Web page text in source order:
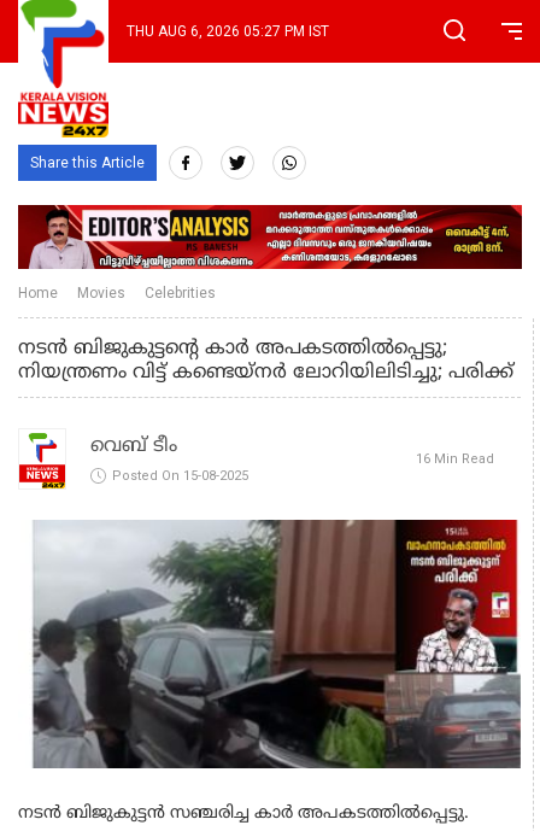
THU AUG 6, 2026 05:27 PM IST
Share this Article
Home Movies Celebrities
നടൻ ബിജുകുട്ടന്റെ കാർ അപകടത്തിൽപ്പെട്ടു;
നിയന്ത്രണം വിട്ട് കണ്ടെയ്നർ ലോറിയിലിടിച്ചു; പരിക്ക്
വെബ് ടീം
Posted On 15-08-2025
16 Min Read
നടൻ ബിജുകുട്ടൻ സഞ്ചരിച്ച കാ‍ർ അപകടത്തിൽപ്പെട്ടു.